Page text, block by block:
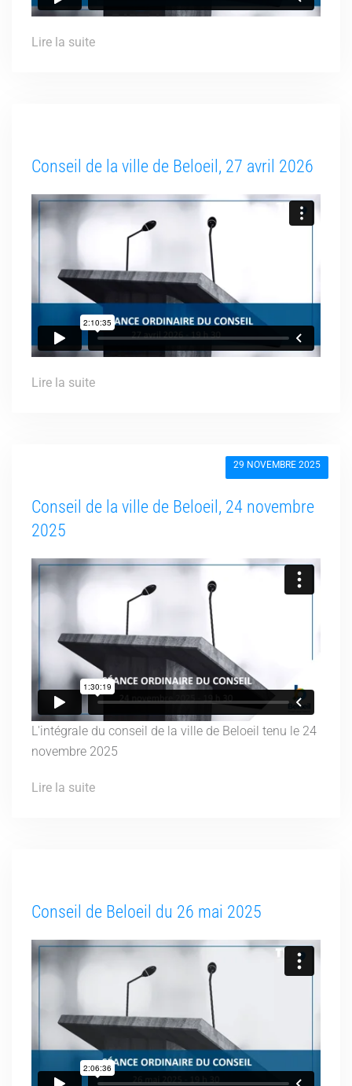
Lire la suite
Conseil de la ville de Beloeil, 27 avril 2026
Lire la suite
29 NOVEMBRE 2025
Conseil de la ville de Beloeil, 24 novembre
2025
L'intégrale du conseil de la ville de Beloeil tenu le 24
novembre 2025
Lire la suite
Conseil de Beloeil du 26 mai 2025